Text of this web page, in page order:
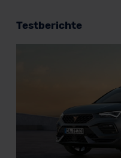
Testberichte